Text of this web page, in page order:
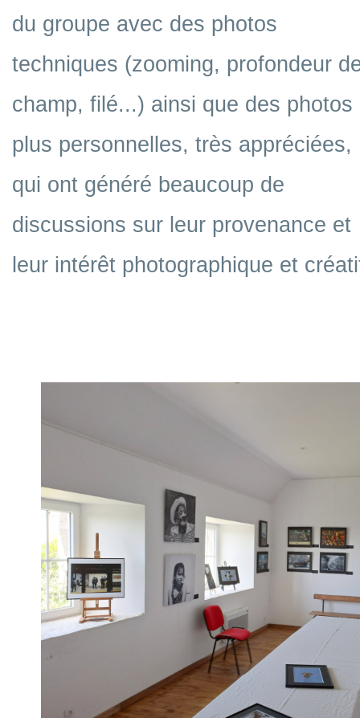
du groupe avec des photos
techniques (zooming, profondeur
champ, filé...) ainsi que des photos
plus personnelles, très appréciées,
qui ont généré beaucoup de
discussions sur leur provenance et
leur intérêt photographique et